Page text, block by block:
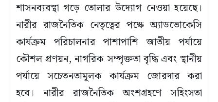
শাসনব্যবস্থা গড়ে তোলার উদ্যোগ নেওয়া হয়েছে।
নারীর রাজনৈতিক নেতৃত্বের পক্ষে অ্যাডভোকেসি
কার্যক্রম পরিচালনার পাশাপাশি জাতীয় পর্যায়ে
কৌশল প্রণয়ন, নাগরিক সম্পৃক্ততা বৃদ্ধি এবং স্থানীয়
পর্যায়ে সচেতনতামূলক কার্যক্রম জোরদার করা
হবে। নারীর রাজনৈতিক অংশগ্রহণে সহিংসতা